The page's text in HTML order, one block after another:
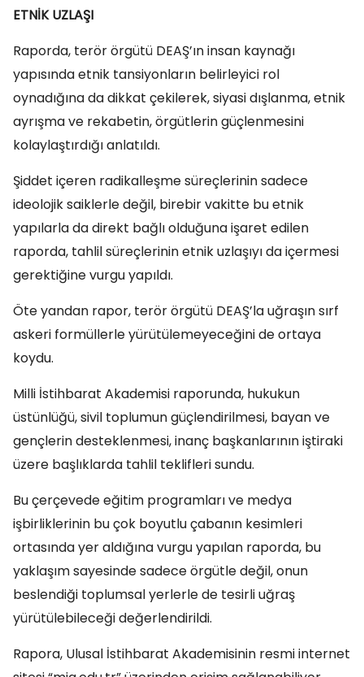
ETNİK UZLAŞI
Raporda, terör örgütü DEAŞ’ın insan kaynağı
yapısında etnik tansiyonların belirleyici rol
oynadığına da dikkat çekilerek, siyasi dışlanma, etnik
ayrışma ve rekabetin, örgütlerin güçlenmesini
kolaylaştırdığı anlatıldı.
Şiddet içeren radikalleşme süreçlerinin sadece
ideolojik saiklerle değil, birebir vakitte bu etnik
yapılarla da direkt bağlı olduğuna işaret edilen
raporda, tahlil süreçlerinin etnik uzlaşıyı da içermesi
gerektiğine vurgu yapıldı.
Öte yandan rapor, terör örgütü DEAŞ’la uğraşın sırf
askeri formüllerle yürütülemeyeceğini de ortaya
koydu.
Milli İstihbarat Akademisi raporunda, hukukun
üstünlüğü, sivil toplumun güçlendirilmesi, bayan ve
gençlerin desteklenmesi, inanç başkanlarının iştiraki
üzere başlıklarda tahlil teklifleri sundu.
Bu çerçevede eğitim programları ve medya
işbirliklerinin bu çok boyutlu çabanın kesimleri
ortasında yer aldığına vurgu yapılan raporda, bu
yaklaşım sayesinde sadece örgütle değil, onun
beslendiği toplumsal yerlerle de tesirli uğraş
yürütülebileceği değerlendirildi.
Rapora, Ulusal İstihbarat Akademisinin resmi internet